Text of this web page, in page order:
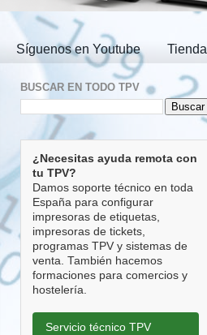
Síguenos en Youtube Tienda
BUSCAR EN TODO TPV
¿Necesitas ayuda remota con
tu TPV?
Damos soporte técnico en toda
España para configurar
impresoras de etiquetas,
impresoras de tickets,
programas TPV y sistemas de
venta. También hacemos
formaciones para comercios y
hostelería.
Servicio técnico TPV